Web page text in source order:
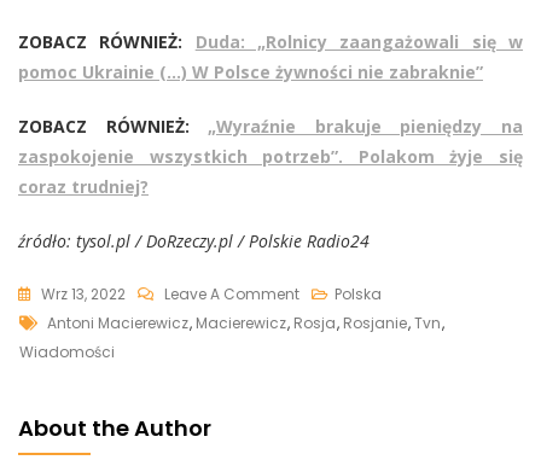
ZOBACZ RÓWNIEŻ:
Duda: „Rolnicy zaangażowali się w
pomoc Ukrainie (…) W Polsce żywności nie zabraknie”
ZOBACZ RÓWNIEŻ:
„Wyraźnie brakuje pieniędzy na
zaspokojenie wszystkich potrzeb”. Polakom żyje się
coraz trudniej?
źródło: tysol.pl / DoRzeczy.pl / Polskie Radio24
Wrz 13, 2022 Leave A CommentOn
Macierewicz
Polska
Tags
Antoni Macierewicz, Macierewicz, Rosja, Rosjanie,Tvn,
Wiadomości
About the Author